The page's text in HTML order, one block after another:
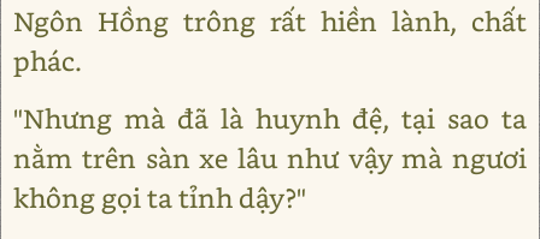
Ngôn Hồng trông rất hiền lành, chất
phác.
"Nhưng mà đã là huynh đệ, tại sao ta
nằm trên sàn xe lâu như vậy mà ngươi
không gọi ta tỉnh dậy?"